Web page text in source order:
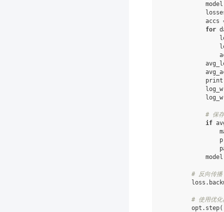
model
accs
for
print
# 保
if
model
# 反向传播
loss .
# 使用优化
opt . step